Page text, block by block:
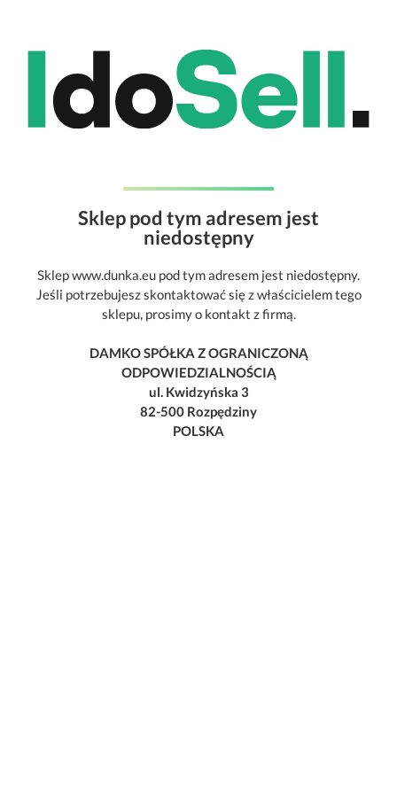
Sklep pod tym adresem jest
niedostępny
Sklep www.dunka.eu pod tym adresem jest niedostępny.
Jeśli potrzebujesz skontaktować się z właścicielem tego
sklepu, prosimy o kontakt z firmą.
DAMKO SPÓŁKA Z OGRANICZONĄ
ODPOWIEDZIALNOŚCIĄ
ul. Kwidzyńska 3
82-500 Rozpędziny
POLSKA